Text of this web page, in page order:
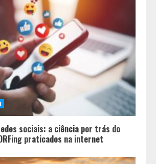
sociais: a ciência por trás do
praticados na internet